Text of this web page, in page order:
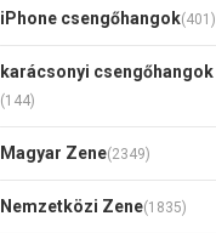
iPhone csengőhangok(401)
karácsonyi csengőhangok
(144)
Magyar Zene(2349)
Nemzetközi Zene(1835)